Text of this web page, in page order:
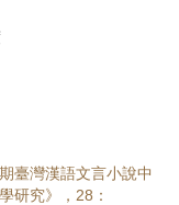
臺灣漢語文言小說中
研究》，28：